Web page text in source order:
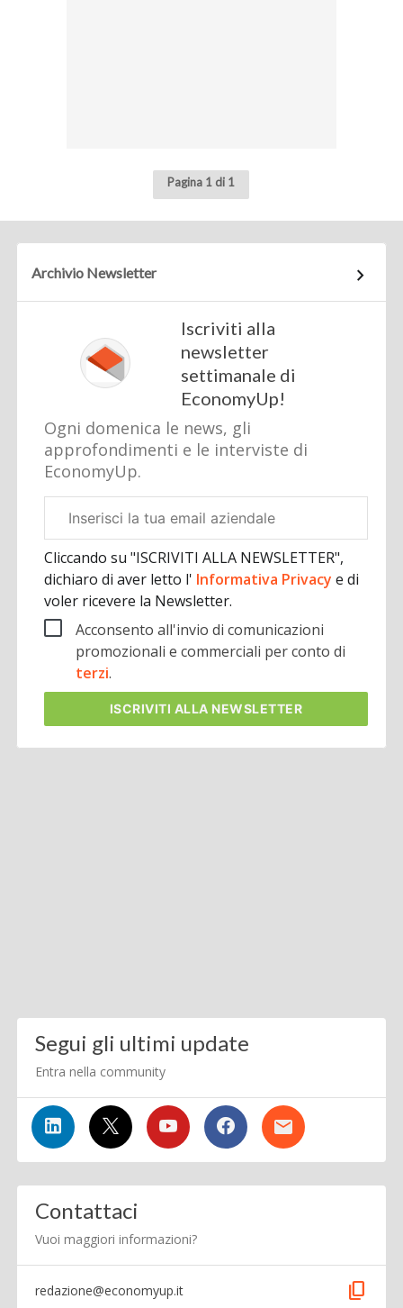
Pagina 1 di 1
Archivio Newsletter
Iscriviti alla
newsletter
settimanale di
EconomyUp!
Ogni domenica le news, gli
approfondimenti e le interviste di
EconomyUp.
aziendale
Cliccando su "ISCRIVITI ALLA NEWSLETTER",
dichiaro di aver letto l' Informativa Privacye di
voler ricevere la Newsletter.
Acconsento all'invio di comunicazioni
promozionali e commerciali per conto di
terzi.
ISCRIVITI ALLA NEWSLETTER
Segui gli ultimi update
Entra nella community
Contattaci
Vuoi maggiori informazioni?
redazione@economyup.it content_copy